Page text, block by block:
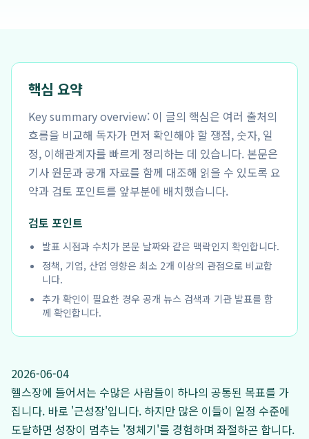
핵심 요약
Key summary overview: 이 글의 핵심은 여러 출처의
흐름을 비교해 독자가 먼저 확인해야 할 쟁점, 숫자, 일
정, 이해관계자를 빠르게 정리하는 데 있습니다. 본문은
기사 원문과 공개 자료를 함께 대조해 읽을 수 있도록 요
약과 검토 포인트를 앞부분에 배치했습니다.
검토 포인트
발표 시점과 수치가 본문 날짜와 같은 맥락인지 확인합니다.
정책, 기업, 산업 영향은 최소 2개 이상의 관점으로 비교합
니다.
추가 확인이 필요한 경우 공개 뉴스 검색과 기관 발표를 함
께 확인합니다.
2026-06-04
헬스장에 들어서는 수많은 사람들이 하나의 공통된 목표를 가
집니다. 바로 '근성장'입니다. 하지만 많은 이들이 일정 수준에
도달하면 성장이 멈추는 '정체기'를 경험하며 좌절하곤 합니다.